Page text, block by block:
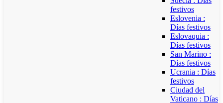
festivos
Eslovenia :
Días festivos
Eslovaquia :
Días festivos
San Marino :
Días festivos
Ucrania : Días
festivos
Ciudad del
Vaticano : Días